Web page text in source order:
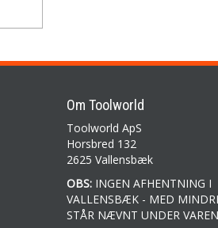
Om Toolworld
Toolworld ApS
Horsbred 132
2625 Vallensbæk
OBS:INGEN AFHENTNING I
VALLENSBÆK - MED
STÅR NÆVNT UNDER VAREN